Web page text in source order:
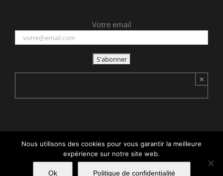
Votre email
×
Copyright 2015 - 2026 Club d'Iéna | Tous droits réservés | Réalisé
paracteris |Mentions légales
Nous utilisons des cookies pour vous garantir la meilleure
expérience sur notre site web.
Ok Politique de confidentialité